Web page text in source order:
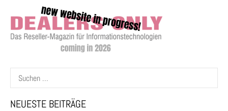
Suchen
nach:
NEUESTE BEITRÄGE